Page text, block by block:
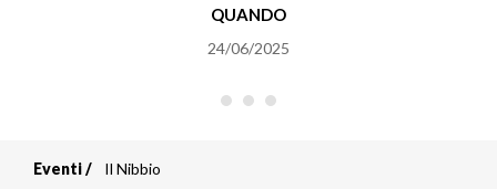
QUANDO
24/06/2025
Eventi Il Nibbio